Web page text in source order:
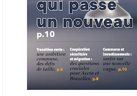
été relevée de 400 millions face à l'afflux
banques internationales. Plus du tiers des
d'institutions financières asiatiques, à
L'Asie-Pacifique et l'Europe pèsent
devant le Moyen-Orient (25 %) et l'Afrique
de l'institution panafricaine, qui compte 48
ECHANGES AFRIQUE - UE